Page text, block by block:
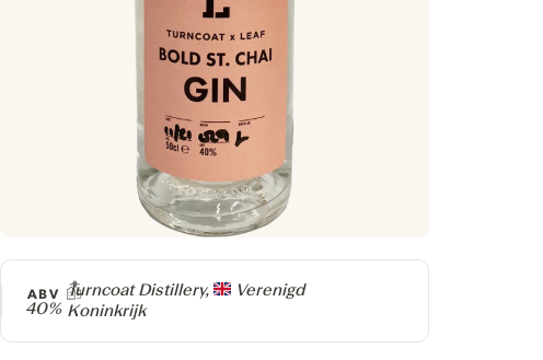
Producer
Turncoat Distillery,
Verenigd
Koninkrijk
ABV
40%